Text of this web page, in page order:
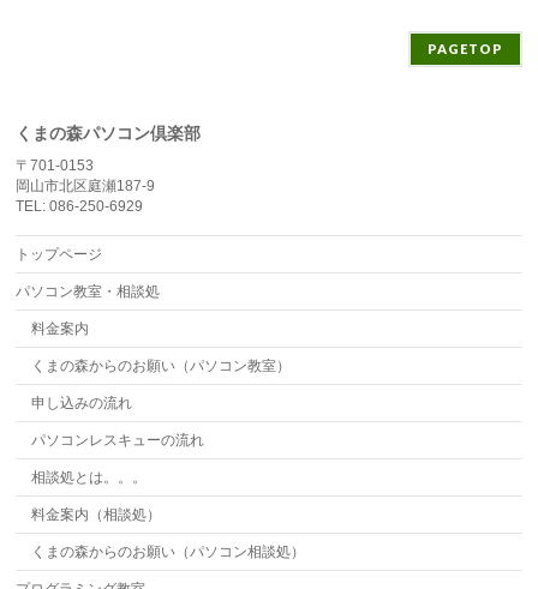
PAGETOP
くまの森パソコン倶楽部
〒701-0153
岡山市北区庭瀬187-9
TEL: 086-250-6929
トップページ
パソコン教室・相談処
料金案内
くまの森からのお願い（パソコン教室）
申し込みの流れ
パソコンレスキューの流れ
相談処とは。。。
料金案内（相談処）
くまの森からのお願い（パソコン相談処）